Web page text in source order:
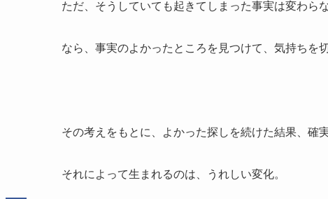
ただ、そうしていても起きてしまった事実は変わら
なら、事実のよかったところを見つけて、気持ちを
その考えをもとに、よかった探しを続けた結果、確
それによって生まれるのは、うれしい変化。